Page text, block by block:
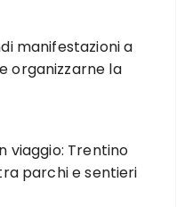
manifestazioni a
organizzarne la
viaggio: Trentino
parchi e sentieri